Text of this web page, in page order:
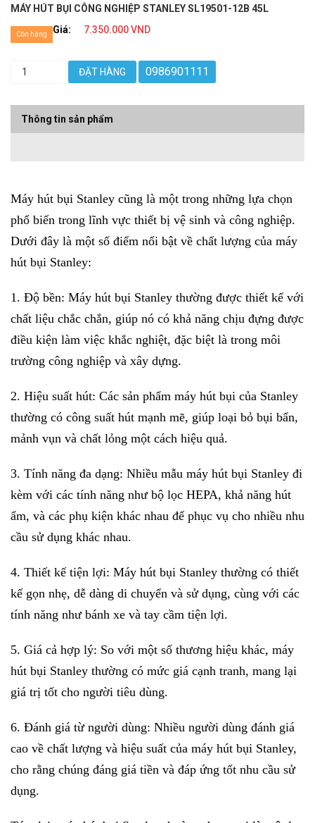
MÁY HÚT BỤI CÔNG NGHIỆP STANLEY SL19501-12B 45L
Giá:
7.350.000 VND
Còn hàng
ĐẶT HÀNG 0986901111
Thông tin sản phẩm
Máy hút bụi Stanley cũng là một trong những lựa chọn
phổ biến trong lĩnh vực thiết bị vệ sinh và công nghiệp.
Dưới đây là một số điểm nổi bật về chất lượng của máy
hút bụi Stanley:
1. Độ bền: Máy hút bụi Stanley thường được thiết kế với
chất liệu chắc chắn, giúp nó có khả năng chịu đựng được
điều kiện làm việc khắc nghiệt, đặc biệt là trong môi
trường công nghiệp và xây dựng.
2. Hiệu suất hút: Các sản phẩm máy hút bụi của Stanley
thường có công suất hút mạnh mẽ, giúp loại bỏ bụi bẩn,
mảnh vụn và chất lỏng một cách hiệu quả.
3. Tính năng đa dạng: Nhiều mẫu máy hút bụi Stanley đi
kèm với các tính năng như bộ lọc HEPA, khả năng hút
ẩm, và các phụ kiện khác nhau để phục vụ cho nhiều nhu
cầu sử dụng khác nhau.
4. Thiết kế tiện lợi: Máy hút bụi Stanley thường có thiết
kế gọn nhẹ, dễ dàng di chuyển và sử dụng, cùng với các
tính năng như bánh xe và tay cầm tiện lợi.
5. Giá cả hợp lý: So với một số thương hiệu khác, máy
hút bụi Stanley thường có mức giá cạnh tranh, mang lại
giá trị tốt cho người tiêu dùng.
6. Đánh giá từ người dùng: Nhiều người dùng đánh giá
cao về chất lượng và hiệu suất của máy hút bụi Stanley,
cho rằng chúng đáng giá tiền và đáp ứng tốt nhu cầu sử
dụng.